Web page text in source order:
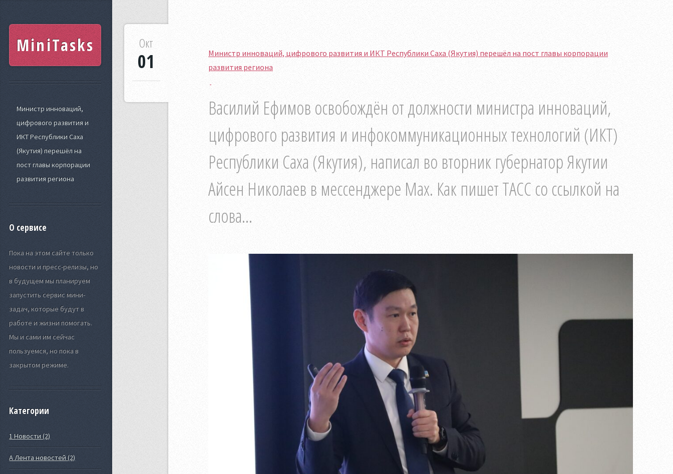
MiniTasks
Министр инноваций,
цифрового развития и
ИКТ Республики Саха
(Якутия) перешёл на
пост главы корпорации
развития региона
О сервисе
Пока на этом сайте только
новости и пресс-релизы, но
в будущем мы планируем
запустить сервис мини-
задач, которые будут в
работе и жизни помогать.
Мы и сами им сейчас
пользуемся, но пока в
закрытом режиме.
Категории
1 Новости (2)
А Лента новостей (2)
Министр инноваций, цифрового развития и ИКТ Республики Саха (Якутия) перешёл на пост главы корпорации
развития региона
Василий Ефимов освобождён от должности министра инноваций,
цифрового развития и инфокоммуникационных технологий (ИКТ)
Республики Саха (Якутия), написал во вторник губернатор Якутии
Айсен Николаев в мессенджере Max. Как пишет ТАСС со ссылкой на
слова...
Окт
01